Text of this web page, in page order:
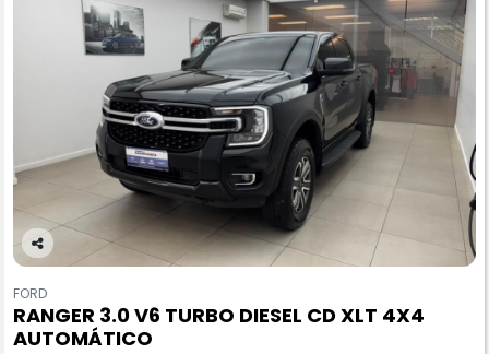
Co
pa
rtil
he
FORD
RANGER 3.0 V6 TURBO DIESEL CD XLT 4X4
AUTOMÁTICO